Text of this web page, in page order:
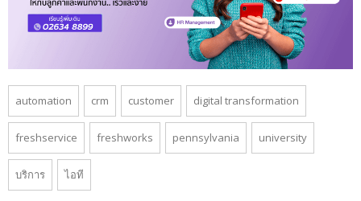
automation crm customer digital transformation
freshservice freshworks pennsylvania university
บริการ ไอที